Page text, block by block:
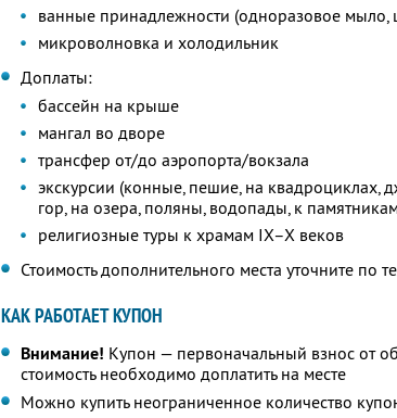
ванные принадлежности (одноразовое мыло,
микроволновка и холодильник
Доплаты:
бассейн на крыше
мангал во дворе
трансфер от/до аэропорта/вокзала
экскурсии (конные, пешие, на квадроциклах,
гор, на озера, поляны, водопады, к
религиозные туры к храмам IX–X веков
Стоимость дополнительного места уточните по
КАК РАБОТАЕТ КУПОН
Внимание! Купон — первоначальный взнос от
стоимость необходимо доплатить на месте
Можно купить неограниченное количество